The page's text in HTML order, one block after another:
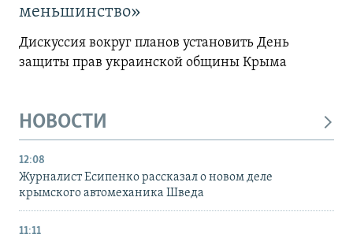
меньшинство»
Дискуссия вокруг планов установить День
защиты прав украинской общины Крыма
НОВОСТИ
12:08
Журналист Есипенко рассказал о новом деле
крымского автомеханика Шведа
11:11